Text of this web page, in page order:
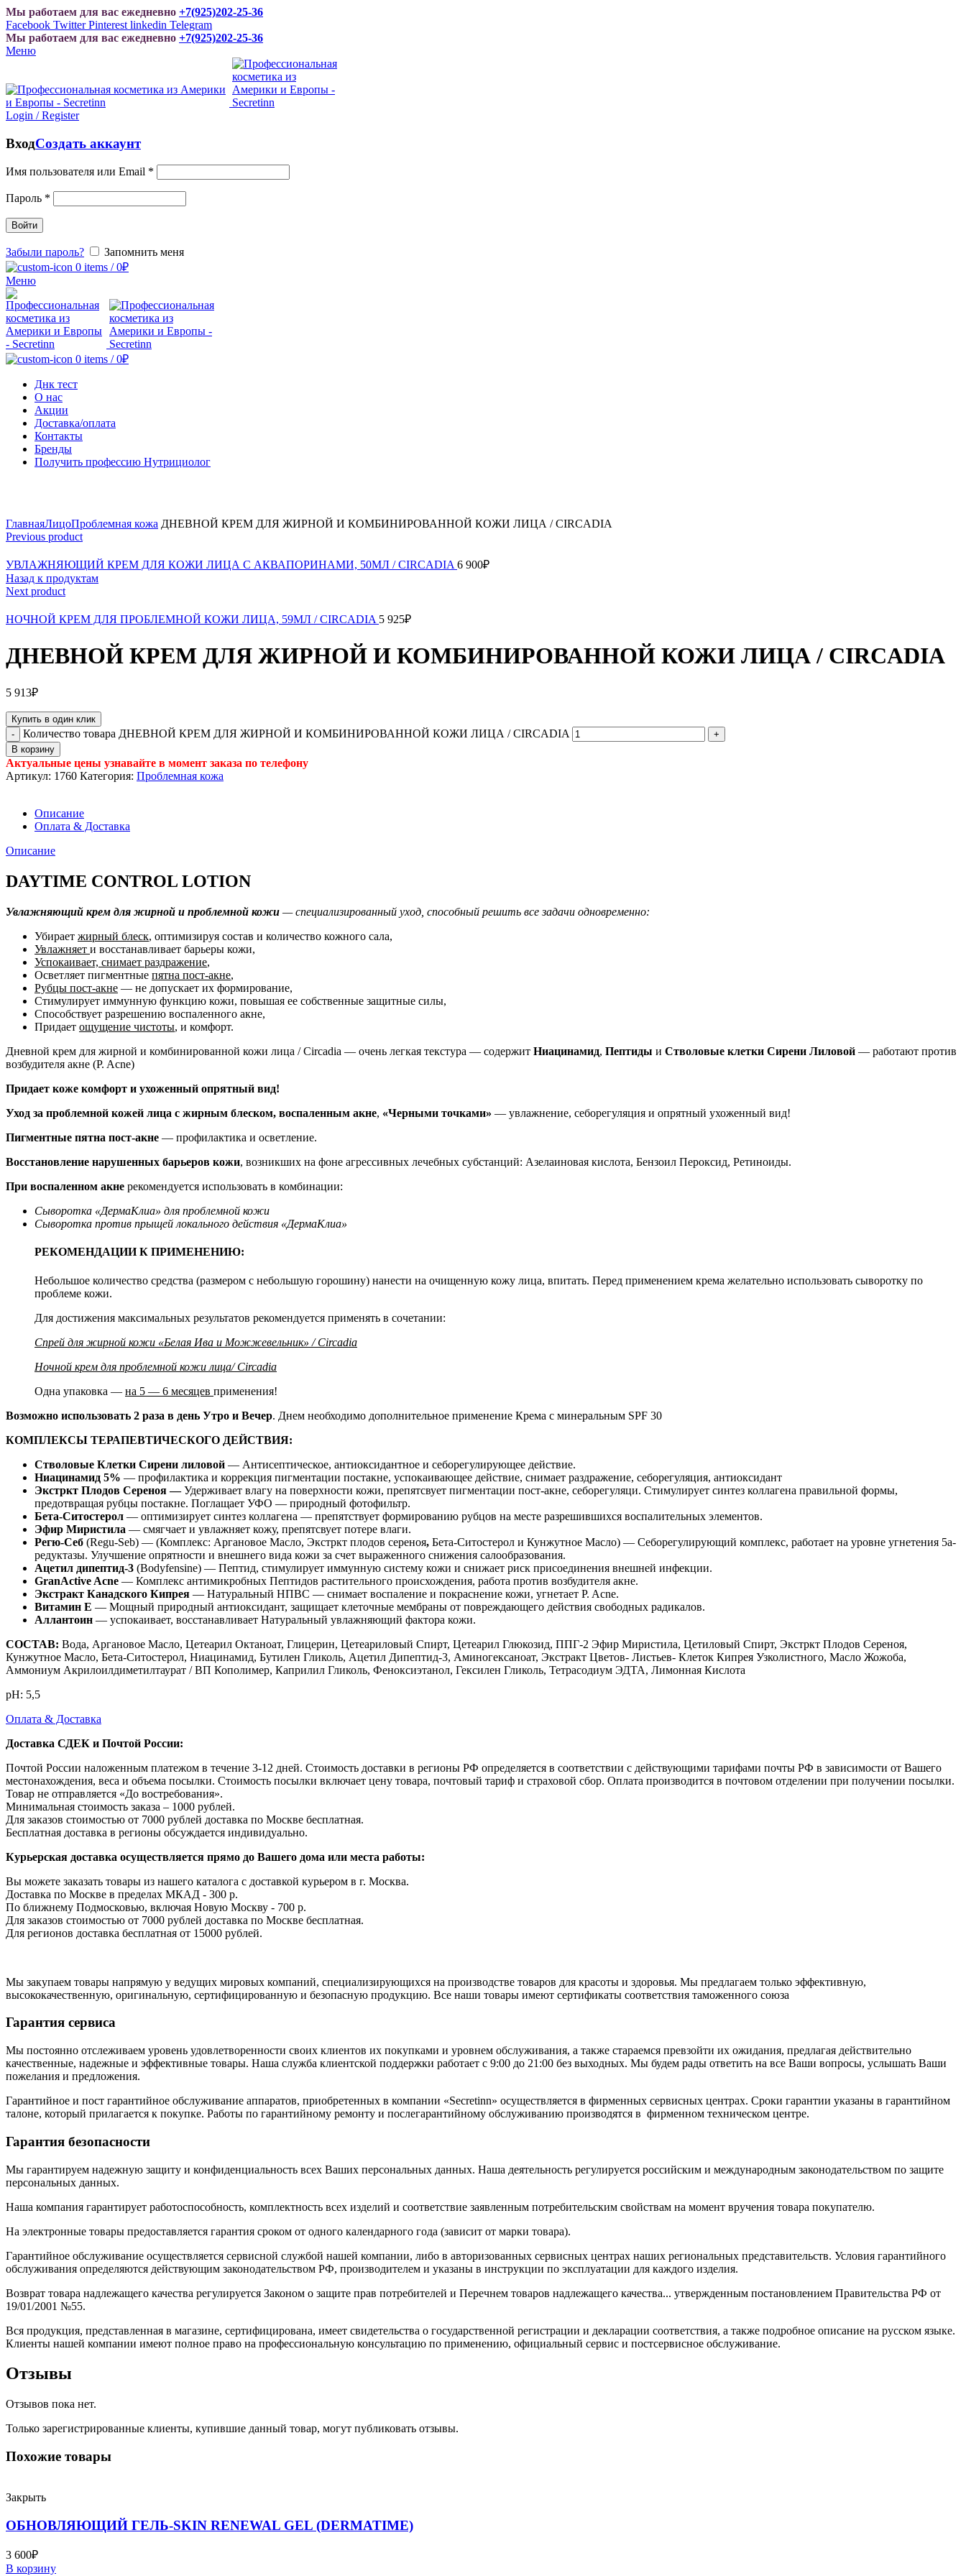
Мы работаем для вас ежедневно +7(925)202-25-36
Facebook Twitter Pinterest linkedin Telegram
Мы работаем для вас ежедневно +7(925)202-25-36
Меню
Login / Register
ВходСоздать аккаунт
Имя пользователя или Email *
Пароль *
Войти
Забыли пароль?
Запомнить меня
0 items / 0₽
Меню
0 items / 0₽
Днк тест
О нас
Акции
Доставка/оплата
Контакты
Бренды
Получить профессию Нутрициолог
ГлавнаяЛицоПроблемная кожа ДНЕВНОЙ КРЕМ ДЛЯ ЖИРНОЙ И КОМБИНИРОВАННОЙ КОЖИ ЛИЦА / CIRCADIA
Previous product
УВЛАЖНЯЮЩИЙ КРЕМ ДЛЯ КОЖИ ЛИЦА С АКВАПОРИНАМИ, 50МЛ / CIRCADIA6 900₽
Назад к продуктам
Next product
НОЧНОЙ КРЕМ ДЛЯ ПРОБЛЕМНОЙ КОЖИ ЛИЦА, 59МЛ / CIRCADIA 5 925₽
ДНЕВНОЙ КРЕМ ДЛЯ ЖИРНОЙ И КОМБИНИРОВАННОЙ КОЖИ ЛИЦА / CIRCADIA
5 913₽
Купить в один клик
Количество товара ДНЕВНОЙ КРЕМ ДЛЯ ЖИРНОЙ И КОМБИНИРОВАННОЙ КОЖИ ЛИЦА / CIRCADIA
В корзину
Актуальные цены узнавайте в момент заказа по телефону
Артикул: 1760 Категория: Проблемная кожа
Описание
Оплата & Доставка
Описание
DAYTIME CONTROL LOTION
Увлажняющий крем для жирной и проблемной кожи — специализированный уход, способный решить все задачи одновременно:
Убирает жирный блеск, оптимизируя состав и количество кожного сала,
Увлажняет и восстанавливает барьеры кожи,
Успокаивает, снимает раздражение,
Осветляет пигментные пятна пост-акне,
Рубцы пост-акне — не допускает их формирование,
Стимулирует иммунную функцию кожи, повышая ее собственные защитные силы,
Способствует разрешению воспаленного акне,
Придает ощущение чистоты, и комфорт.
Дневной крем для жирной и комбинированной кожи лица / Circadia — очень легкая текстура — содержит Ниацинамид, Пептиды и Стволовые клетки Сирени Лиловой — работают против
возбудителя акне (P. Acne)
Придает коже комфорт и ухоженный опрятный вид!
Уход за проблемной кожей лица с жирным блеском, воспаленным акне, «Черными точками» — увлажнение, себорегуляция и опрятный ухоженный вид!
Пигментные пятна пост-акне — профилактика и осветление.
Восстановление нарушенных барьеров кожи, возникших на фоне агрессивных лечебных субстанций: Азелаиновая кислота, Бензоил Пероксид, Ретиноиды.
При воспаленном акне рекомендуется использовать в комбинации:
Сыворотка «ДермаКлиа» для проблемной кожи
Сыворотка против прыщей локального действия «ДермаКлиа»
РЕКОМЕНДАЦИИ К ПРИМЕНЕНИЮ:
Небольшое количество средства (размером с небольшую горошину) нанести на очищенную кожу лица, впитать. Перед применением крема желательно использовать сыворотку по
проблеме кожи.
Для достижения максимальных результатов рекомендуется применять в сочетании:
Спрей для жирной кожи «Белая Ива и Можжевельник» / Circadia
Ночной крем для проблемной кожи лица/ Circadia
Одна упаковка — на 5 — 6 месяцев применения!
Возможно использовать 2 раза в день Утро и Вечер. Днем необходимо дополнительное применение Крема с минеральным SPF 30
КОМПЛЕКСЫ ТЕРАПЕВТИЧЕСКОГО ДЕЙСТВИЯ:
Стволовые Клетки Сирени лиловой — Антисептическое, антиоксидантное и себорегулирующее действие.
Ниацинамид 5% — профилактика и коррекция пигментации постакне, успокаивающее действие, снимает раздражение, себорегуляция, антиоксидант
Экстркт Плодов Сереноя —Удерживает влагу на поверхности кожи, препятсвует пигментации пост-акне, себорегуляци. Стимулирует синтез коллагена правильной формы,
предотвращая рубцы постакне. Поглащает УФО — природный фотофильтр.
Бета-Ситостерол — оптимизирует синтез коллагена — препятствует формированию рубцов на месте разрешившихся воспалительных элементов.
Эфир Миристила — смягчает и увлажняет кожу, препятсвует потере влаги.
Регю-Себ (Regu-Seb) — (Комплекс: Аргановое Масло, Экстркт плодов сереноя, Бета-Ситостерол и Кунжутное Масло) — Себорегулирующий комплекс, работает на уровне угнетения 5а-
редуктазы. Улучшение опрятности и внешнего вида кожи за счет выраженного снижения салообразования.
Ацетил дипептид-3 (Bodyfensine) — Пептид, стимулирует иммунную систему кожи и снижает риск присоединения внешней инфекции.
GranActive Acne — Комплекс антимикробных Пептидов растительного происхождения, работа против возбудителя акне.
Экстракт Канадского Кипрея — Натуральный НПВС — снимает воспаление и покраснение кожи, угнетает P. Acne.
Витамин Е — Мощный природный антиоксидант, защищает клеточные мембраны от повреждающего действия свободных радикалов.
Аллантоин — успокаивает, восстанавливает Натуральный увлажняющий фактора кожи.
СОСТАВ: Вода, Аргановое Масло, Цетеарил Октаноат, Глицерин, Цетеариловый Спирт, Цетеарил Глюкозид, ППГ-2 Эфир Миристила, Цетиловый Спирт, Экстркт Плодов Сереноя,
Кунжутное Масло, Бета-Ситостерол, Ниацинамид, Бутилен Гликоль, Ацетил Дипептид-3, Аминогексаноат, Экстракт Цветов- Листьев- Клеток Кипрея Узколистного, Масло Жожоба,
Аммониум Акрилоилдиметилтаурат / ВП Кополимер, Каприлил Гликоль, Феноксиэтанол, Гексилен Гликоль, Тетрасодиум ЭДТА, Лимонная Кислота
рН: 5,5
Оплата & Доставка
Доставка СДЕК и Почтой России:
Почтой России наложенным платежом в течение 3-12 дней. Стоимость доставки в регионы РФ определяется в соответствии с действующими тарифами почты РФ в зависимости от Вашего
местонахождения, веса и объема посылки. Стоимость посылки включает цену товара, почтовый тариф и страховой сбор. Оплата производится в почтовом отделении при получении посылки.
Товар не отправляется «До востребования».
Минимальная стоимость заказа – 1000 рублей.
Для заказов стоимостью от 7000 рублей доставка по Москве бесплатная.
Бесплатная доставка в регионы обсуждается индивидуально.
Курьерская доставка осуществляется прямо до Вашего дома или места работы:
Вы можете заказать товары из нашего каталога с доставкой курьером в г. Москва.
Доставка по Москве в пределах МКАД - 300 р.
По ближнему Подмосковью, включая Новую Москву - 700 р.
Для заказов стоимостью от 7000 рублей доставка по Москве бесплатная.
Для регионов доставка бесплатная от 15000 рублей.
Мы закупаем товары напрямую у ведущих мировых компаний, специализирующихся на производстве товаров для красоты и здоровья. Мы предлагаем только эффективную,
высококачественную, оригинальную, сертифицированную и безопасную продукцию. Все наши товары имеют сертификаты соответствия таможенного союза
Гарантия сервиса
Мы постоянно отслеживаем уровень удовлетворенности своих клиентов их покупками и уровнем обслуживания, а также стараемся превзойти их ожидания, предлагая действительно
качественные, надежные и эффективные товары. Наша служба клиентской поддержки работает с 9:00 до 21:00 без выходных. Мы будем рады ответить на все Ваши вопросы, услышать Ваши
пожелания и предложения.
Гарантийное и пост гарантийное обслуживание аппаратов, приобретенных в компании «Secretinn» осуществляется в фирменных сервисных центрах. Сроки гарантии указаны в гарантийном
талоне, который прилагается к покупке. Работы по гарантийному ремонту и послегарантийному обслуживанию производятся в фирменном техническом центре.
Гарантия безопасности
Мы гарантируем надежную защиту и конфиденциальность всех Ваших персональных данных. Наша деятельность регулируется российским и международным законодательством по защите
персональных данных.
Наша компания гарантирует работоспособность, комплектность всех изделий и соответствие заявленным потребительским свойствам на момент вручения товара покупателю.
На электронные товары предоставляется гарантия сроком от одного календарного года (зависит от марки товара).
Гарантийное обслуживание осуществляется сервисной службой нашей компании, либо в авторизованных сервисных центрах наших региональных представительств. Условия гарантийного
обслуживания определяются действующим законодательством РФ, производителем и указаны в инструкции по эксплуатации для каждого изделия.
Возврат товара надлежащего качества регулируется Законом о защите прав потребителей и Перечнем товаров надлежащего качества... утвержденным постановлением Правительства РФ от
19/01/2001 №55.
Вся продукция, представленная в магазине, сертифицирована, имеет свидетельства о государственной регистрации и декларации соответствия, а также подробное описание на русском языке.
Клиенты нашей компании имеют полное право на профессиональную консультацию по применению, официальный сервис и постсервисное обслуживание.
Отзывы
Отзывов пока нет.
Только зарегистрированные клиенты, купившие данный товар, могут публиковать отзывы.
Похожие товары
Закрыть
ОБНОВЛЯЮЩИЙ ГЕЛЬ-SKIN RENEWAL GEL (DERMATIME)
3 600₽
В корзину